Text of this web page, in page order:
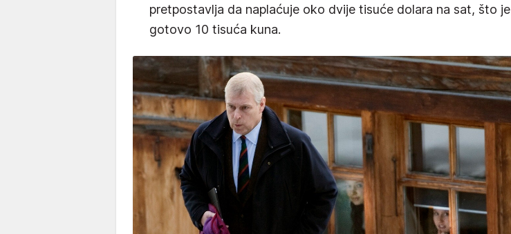
pretpostavlja da naplaćuje oko dvije tisuće dolara na sat, što je
gotovo 10 tisuća kuna.